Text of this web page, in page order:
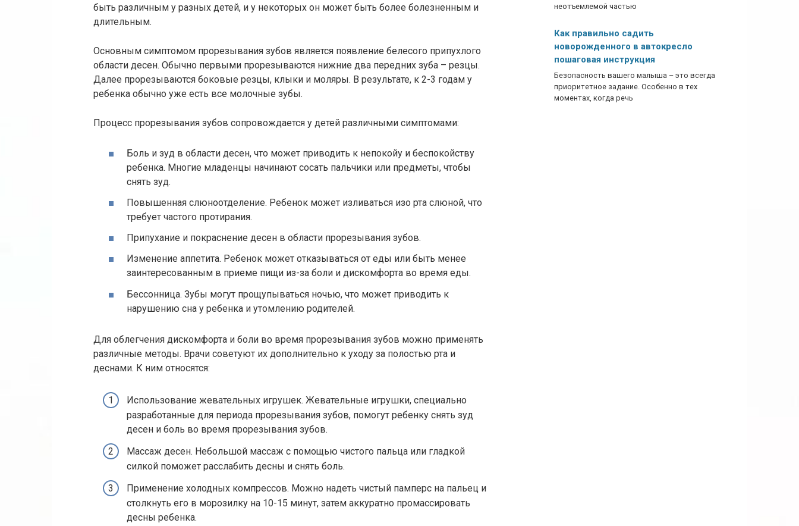
быть различным у разных детей, и у некоторых он может быть более болезненным и
длительным.
Основным симптомом прорезывания зубов является появление белесого припухлого
области десен. Обычно первыми прорезываются нижние два передних зуба – резцы.
Далее прорезываются боковые резцы, клыки и моляры. В результате, к 2-3 годам у
ребенка обычно уже есть все молочные зубы.
Процесс прорезывания зубов сопровождается у детей различными симптомами:
Боль и зуд в области десен, что может приводить к непокойу и беспокойству
ребенка. Многие младенцы начинают сосать пальчики или предметы, чтобы
снять зуд.
Повышенная слюноотделение. Ребенок может изливаться изо рта слюной, что
требует частого протирания.
Припухание и покраснение десен в области прорезывания зубов.
Изменение аппетита. Ребенок может отказываться от еды или быть менее
заинтересованным в приеме пищи из-за боли и дискомфорта во время еды.
Бессонница. Зубы могут прощупываться ночью, что может приводить к
нарушению сна у ребенка и утомлению родителей.
Для облегчения дискомфорта и боли во время прорезывания зубов можно применять
различные методы. Врачи советуют их дополнительно к уходу за полостью рта и
деснами. К ним относятся:
Использование жевательных игрушек. Жевательные игрушки, специально
разработанные для периода прорезывания зубов, помогут ребенку снять зуд
десен и боль во время прорезывания зубов.
Массаж десен. Небольшой массаж с помощью чистого пальца или гладкой
силкой поможет расслабить десны и снять боль.
Применение холодных компрессов. Можно надеть чистый памперс на пальец и
столкнуть его в морозилку на 10-15 минут, затем аккуратно промассировать
десны ребенка.
неотъемлемой частью
Как правильно садить
новорожденного в автокресло
пошаговая инструкция
Безопасность вашего малыша – это всегда
приоритетное задание. Особенно в тех
моментах, когда речь